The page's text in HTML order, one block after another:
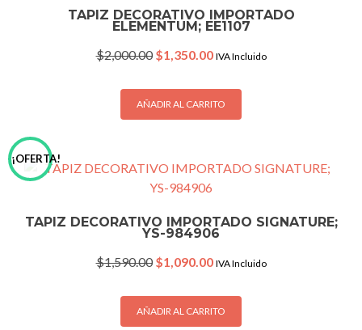
TAPIZ DECORATIVO IMPORTADO
ELEMENTUM; EE1107
$2,000.00 Original
was:
$2,000.00.
$1,350.00Current
is:
$1,350.00.
IVA Incluido
AÑADIR AL CARRITO
¡OFERTA!
TAPIZ DECORATIVO IMPORTADO SIGNATURE;
YS-984906
$1,590.00 Original
was:
$1,590.00.
$1,090.00Current
is:
$1,090.00.
IVA Incluido
AÑADIR AL CARRITO